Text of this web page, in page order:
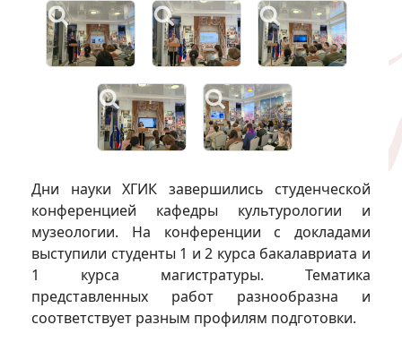
Дни науки ХГИК завершились студенческой
конференцией кафедры культурологии и
музеологии. На конференции с докладами
выступили студенты 1 и 2 курса бакалавриата и
1 курса магистратуры. Тематика
представленных работ разнообразна и
соответствует разным профилям подготовки.